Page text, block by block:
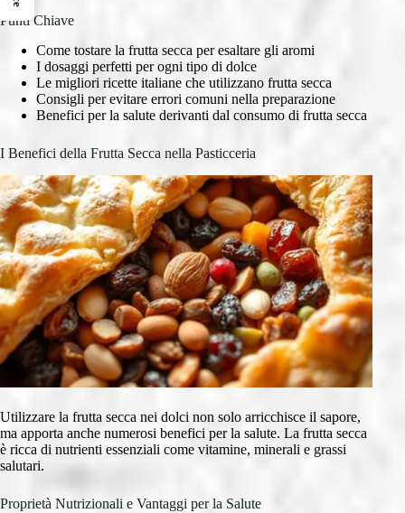
Punti Chiave
Come tostare la frutta secca per esaltare gli aromi
I dosaggi perfetti per ogni tipo di dolce
Le migliori ricette italiane che utilizzano frutta secca
Consigli per evitare errori comuni nella preparazione
Benefici per la salute derivanti dal consumo di frutta secca
I Benefici della Frutta Secca nella Pasticceria
Utilizzare la frutta secca nei dolci non solo arricchisce il sapore,
ma apporta anche numerosi benefici per la salute. La frutta secca
è ricca di nutrienti essenziali come vitamine, minerali e grassi
salutari.
Proprietà Nutrizionali e Vantaggi per la Salute